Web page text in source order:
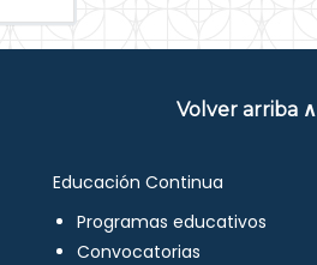
Volver arriba ∧
Educación Continua
Programas educativos
Convocatorias